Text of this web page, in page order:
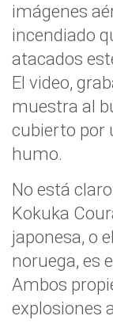
imágenes
incendiado
atacados
El video,
muestra al
cubierto por
humo.
No está
Kokuka
japonesa, o
noruega, es
Ambos
explosiones